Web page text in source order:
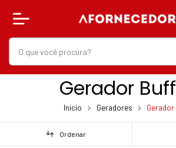
Gerador
Início Geradores
Ordenar